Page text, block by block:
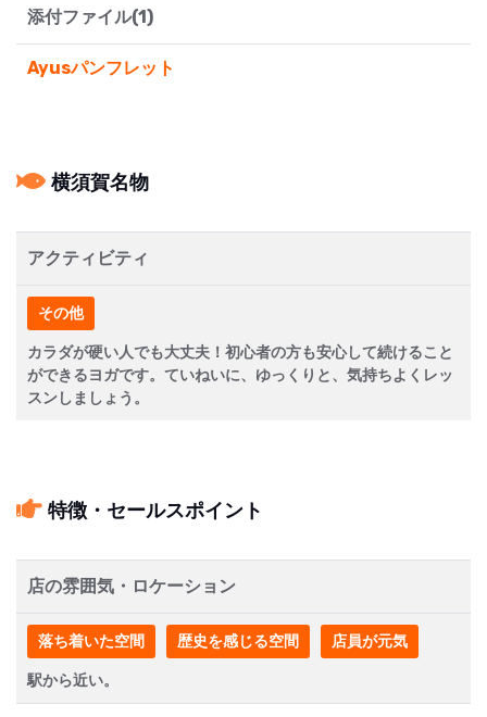
添付ファイル(1)
Ayusパンフレット
横須賀名物
アクティビティ
その他
カラダが硬い人でも大丈夫！初心者の方も安心して続けること
ができるヨガです。ていねいに、ゆっくりと、気持ちよくレッ
スンしましょう。
特徴・セールスポイント
店の雰囲気・ロケーション
落ち着いた空間 歴史を感じる空間 店員が元気
駅から近い。